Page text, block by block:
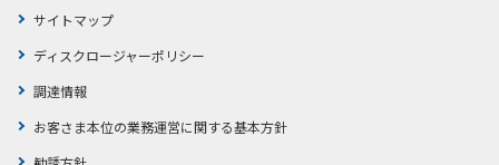
サイトマップ
ディスクロージャーポリシー
調達情報
お客さま本位の業務運営に関する基本方針